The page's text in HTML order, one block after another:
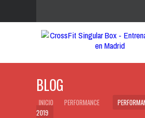
BLOG
INICIO PERFORMANCE
2019